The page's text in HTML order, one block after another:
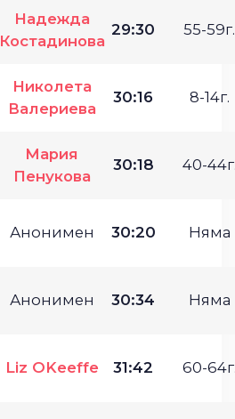
Надежда
Костадинова
29:30 55-59г.
Николета
Валериева
30:16 8-14г.
Мария
Пенукова
30:18 40-
Анонимен 30:20 Няма
Анонимен 30:34 Няма
Liz OKeeffe 31:42 60-